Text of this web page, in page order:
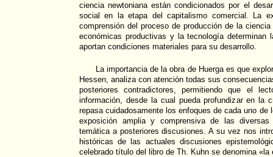
ciencia newtoniana están condicionados por el
social en la etapa del capitalismo comercial. La
comprensión del proceso de producción de la
económicas productivas y la tecnología
aportan condiciones materiales para su desarrollo.
La importancia de la obra de Huerga es que
Hessen, analiza con atención todas sus
posteriores contradictores, permitiendo que el
información, desde la cual pueda profundizar en la
repasa cuidadosamente los enfoques de cada uno de
exposición amplia y comprensiva de las
temática a posteriores discusiones. A su vez nos
históricas de las actuales discusiones
celebrado título del libro de Th. Kuhn se denomina